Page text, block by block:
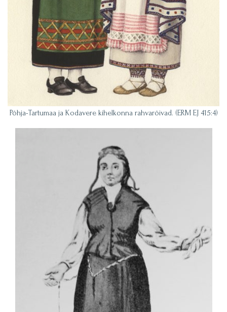
Põhja-Tartumaa ja Kodavere kihelkonna rahvarõivad. (ERM EJ 415:4)